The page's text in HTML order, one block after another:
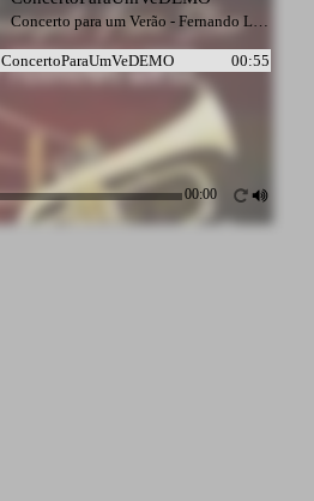
Concerto para um Verão - Fernando Lopez
ConcertoParaUmVeDEMO 00:55
00:00